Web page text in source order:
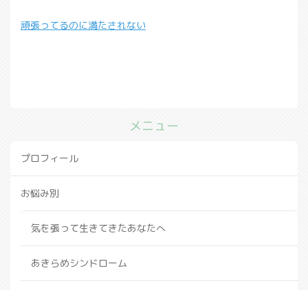
頑張ってるのに満たされない
メニュー
プロフィール
お悩み別
気を張って生きてきたあなたへ
あきらめシンドローム